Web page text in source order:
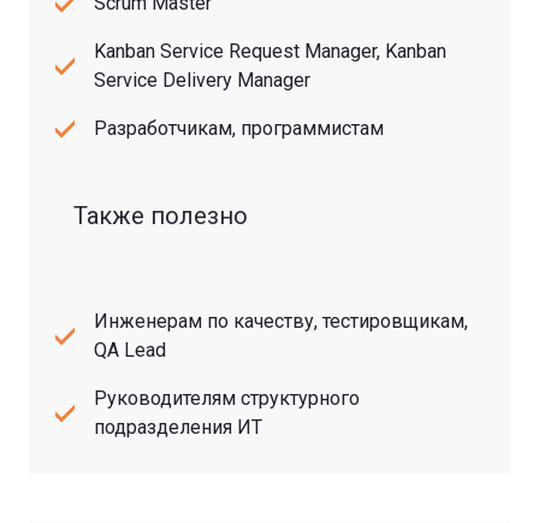
Kanban Service Request Manager, Kanban
Service Delivery Manager
Разработчикам, программистам
Также полезно
Инженерам по качеству, тестировщикам,
QA Lead
Руководителям структурного
подразделения ИТ